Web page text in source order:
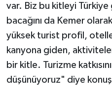
var. Biz bu kitleyi
bacağını da Kemer
yüksek turist profil,
kanyona giden,
bir kitle. Turizme
düşünüyoruz" diye